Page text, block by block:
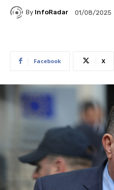
By InfoRadar 01/08/2025
Facebook X